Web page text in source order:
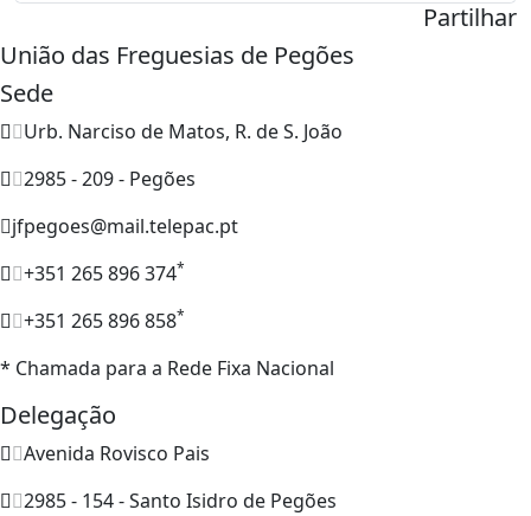
Partilhar
União das Freguesias de Pegões
Sede
Urb. Narciso de Matos, R. de S. João
2985 - 209 - Pegões
jfpegoes@mail.telepac.pt
+351 265 896 374*
+351 265 896 858*
* Chamada para a Rede Fixa Nacional
Delegação
Avenida Rovisco Pais
2985 - 154 - Santo Isidro de Pegões